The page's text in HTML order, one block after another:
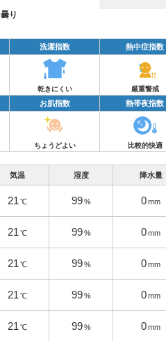
曇り
洗濯指数 熱中症指数
乾きにくい 厳重警戒
お肌指数 熱帯夜指数
ちょうどよい 比較的快適
気温 湿度 降水量
21 ℃ 99 % 0mm
21 ℃ 99 % 0mm
21 ℃ 99 % 0mm
21 ℃ 99 % 0mm
21 ℃ 99 % 0mm